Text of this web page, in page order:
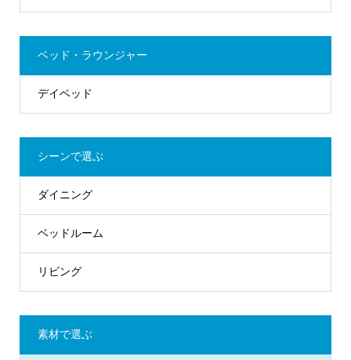
ベッド・ラウンジャー
デイベッド
シーンで選ぶ
ダイニング
ベッドルーム
リビング
素材で選ぶ